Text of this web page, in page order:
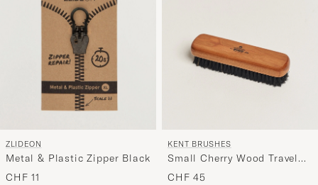
ZLIDEON
Metal & Plastic Zipper Black
CHF 11
KENT BRUSHES
Small Cherry Wood Travel
Clothing Brush
CHF 45